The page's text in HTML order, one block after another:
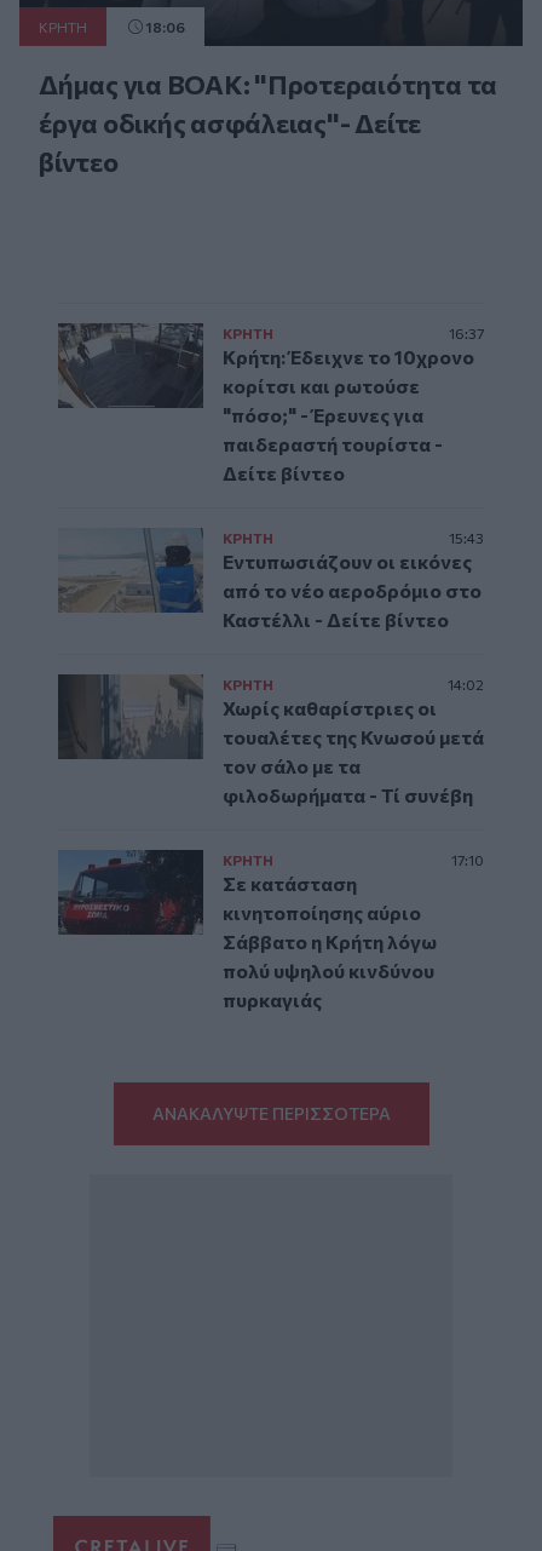
ΚΡΗΤΗ 18:06
Δήμας για ΒΟΑΚ: "Προτεραιότητα τα
έργα οδικής ασφάλειας"- Δείτε
βίντεο
ΚΡΗΤΗ 16:37
Κρήτη: Έδειχνε το 10χρονο
κορίτσι και ρωτούσε
"πόσο;" - Έρευνες για
παιδεραστή τουρίστα -
Δείτε βίντεο
ΚΡΗΤΗ 15:43
Εντυπωσιάζουν οι εικόνες
από το νέο αεροδρόμιο στο
Καστέλλι - Δείτε βίντεο
ΚΡΗΤΗ 14:02
Χωρίς καθαρίστριες οι
τουαλέτες της Κνωσού μετά
τον σάλο με τα
φιλοδωρήματα - Τί συνέβη
ΚΡΗΤΗ 17:10
Σε κατάσταση
κινητοποίησης αύριο
Σάββατο η Κρήτη λόγω
πολύ υψηλού κινδύνου
πυρκαγιάς
ΑΝΑΚΑΛΥΨΤΕ ΠΕΡΙΣΣΟΤΕΡΑ